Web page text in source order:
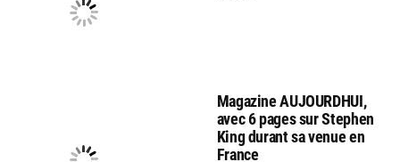
Magazine AUJOURDHUI,
avec 6 pages sur Stephen
King durant sa venue en
France